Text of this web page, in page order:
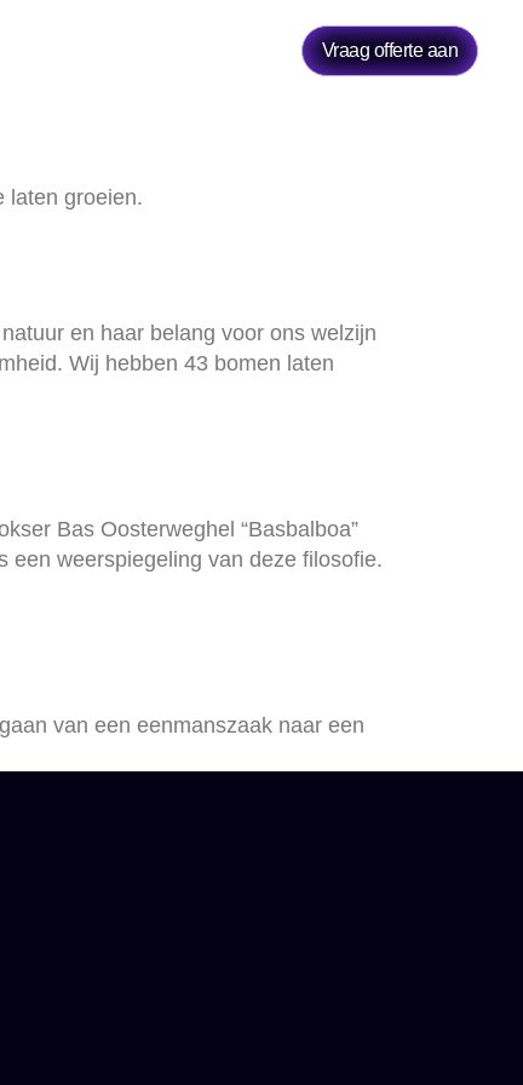
Vraag offerte aan
laten groeien.
en haar belang voor ons welzijn
Wij hebben 43 bomen laten
Bas Oosterweghel “Basbalboa”
een weerspiegeling van deze filosofie.
van een eenmanszaak naar een